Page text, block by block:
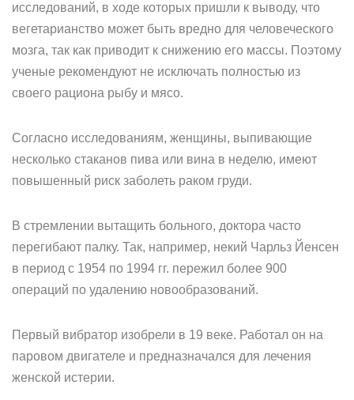
исследований, в ходе которых пришли к выводу, что
вегетарианство может быть вредно для человеческого
мозга, так как приводит к снижению его массы. Поэтому
ученые рекомендуют не исключать полностью из
своего рациона рыбу и мясо.
Согласно исследованиям, женщины, выпивающие
несколько стаканов пива или вина в неделю, имеют
повышенный риск заболеть раком груди.
В стремлении вытащить больного, доктора часто
перегибают палку. Так, например, некий Чарльз Йенсен
в период с 1954 по 1994 гг. пережил более 900
операций по удалению новообразований.
Первый вибратор изобрели в 19 веке. Работал он на
паровом двигателе и предназначался для лечения
женской истерии.